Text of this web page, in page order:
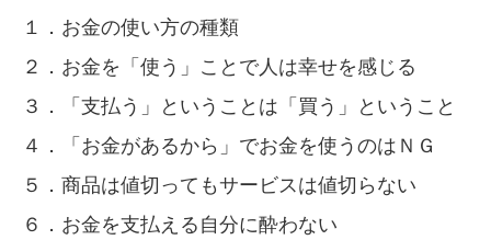
１．お金の使い方の種類
２．お金を「使う」ことで人は幸せを感じる
３．「支払う」ということは「買う」ということ
４．「お金があるから」でお金を使うのはＮＧ
５．商品は値切ってもサービスは値切らない
６．お金を支払える自分に酔わない